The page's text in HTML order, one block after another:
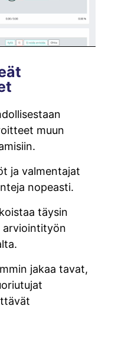
muun
ja valmentajat
nopeasti.
täysin
arviointityön
jakaa tavat,